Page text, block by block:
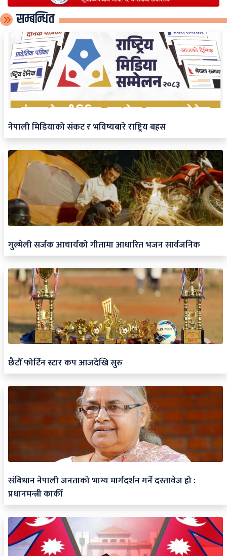
सम्बन्धित
नेपाली मिडियाको संकट र भविष्यबारे राष्ट्रिय बहस
गुल्मेली सर्जक आचार्यको गीतामा आधारित भजन सार्वजनिक
छैटौँ फोर्टिन स्टार कप आजदेखि सुरु
संबिधान नेपाली जनताको भाग्य मार्गदर्शन गर्ने दस्तावेज हो :
प्रधानमन्त्री कार्की